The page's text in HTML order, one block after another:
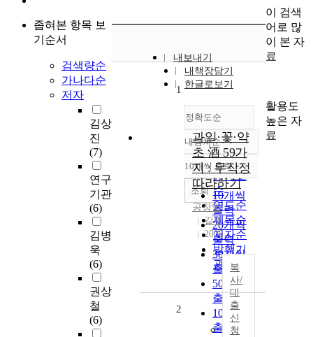
좁혀본 항목 보
기순서
검색량순
가나다순
저자
김상
진
(7)
연구
기관
(6)
김병
욱
(6)
권상
철
(6)
내보내기
내책장담기
한글로보기
정확도순
정확도
순
인기도
순
연도순
제목순
저자순
발행기
관순
내림차순
내림차순
10개씩 출력
10개씩
출력
20개씩
출력
30개씩
출력
50개씩
출력
100개씩
출력
조회
1
과일·꽃·약
초 酒 59가
지 : 무작정
따라하기
공장일
길벗
2005
복
사/
대
출
신
청
2
이 검색
어로 많
이 본 자
료
활용도
높은 자
료